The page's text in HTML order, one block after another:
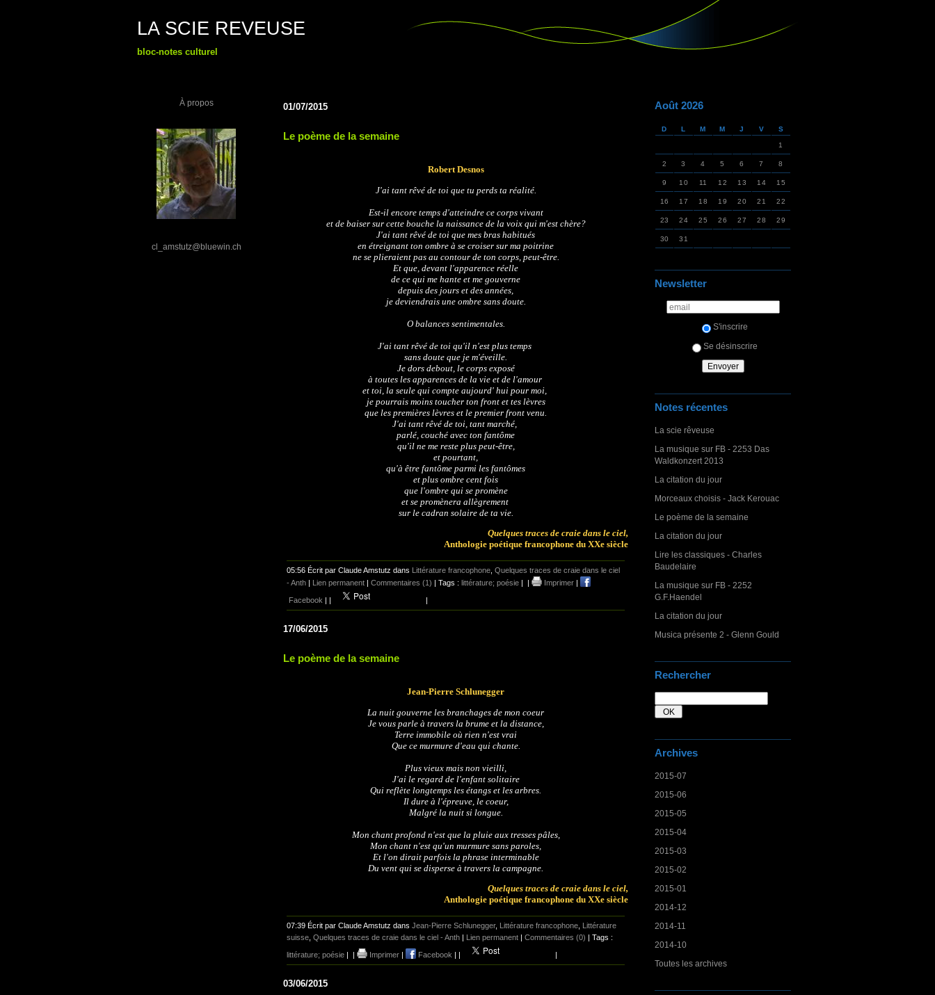
LA SCIE REVEUSE
bloc-notes culturel
À propos
cl_amstutz@bluewin.ch
Août 2026
D L M M J V S
1
2 3 4 5 6 7 8
9 10 11 12 13 14 15
16 17 18 19 20 21 22
23 24 25 26 27 28 29
30 31
Newsletter
S'inscrire
Se désinscrire
Notes récentes
La scie rêveuse
La musique sur FB - 2253 Das
Waldkonzert 2013
La citation du jour
Morceaux choisis - Jack Kerouac
Le poème de la semaine
La citation du jour
Lire les classiques - Charles
Baudelaire
La musique sur FB - 2252
G.F.Haendel
La citation du jour
Musica présente 2 - Glenn Gould
Rechercher
Archives
2015-07
2015-06
2015-05
2015-04
2015-03
2015-02
2015-01
2014-12
2014-11
2014-10
Toutes les archives
01/07/2015
Le poème de la semaine
Robert Desnos
J'ai tant rêvé de toi que tu perds ta réalité.
Est-il encore temps d'atteindre ce corps vivant
et de baiser sur cette bouche la naissance de la voix qui m'est chère?
J'ai tant rêvé de toi que mes bras habitués
en étreignant ton ombre à se croiser sur ma poitrine
ne se plieraient pas au contour de ton corps, peut-être.
Et que, devant l'apparence réelle
de ce qui me hante et me gouverne
depuis des jours et des années,
je deviendrais une ombre sans doute.
O balances sentimentales.
J'ai tant rêvé de toi qu'il n'est plus temps
sans doute que je m'éveille.
Je dors debout, le corps exposé
à toutes les apparences de la vie et de l'amour
et toi, la seule qui compte aujourd' hui pour moi,
je pourrais moins toucher ton front et tes lèvres
que les premières lèvres et le premier front venu.
J'ai tant rêvé de toi, tant marché,
parlé, couché avec ton fantôme
qu'il ne me reste plus peut-être,
et pourtant,
qu'à être fantôme parmi les fantômes
et plus ombre cent fois
que l'ombre qui se promène
et se promènera allègrement
sur le cadran solaire de ta vie.
Quelques traces de craie dans le ciel,
Anthologie poétique francophone du XXe siècle
05:56 Écrit par Claude Amstutz dans Littérature francophone Quelques traces de craie dans le ciel
- Anth | Lien permanent | Commentaires (1) | Tags : littérature; poésie | | Imprimer |
Facebook | | |
17/06/2015
Le poème de la semaine
Jean-Pierre Schlunegger
La nuit gouverne les branchages de mon coeur
Je vous parle à travers la brume et la distance,
Terre immobile où rien n'est vrai
Que ce murmure d'eau qui chante.
Plus vieux mais non vieilli,
J'ai le regard de l'enfant solitaire
Qui reflète longtemps les étangs et les arbres.
Il dure à l'épreuve, le coeur,
Malgré la nuit si longue.
Mon chant profond n'est que la pluie aux tresses pâles,
Mon chant n'est qu'un murmure sans paroles,
Et l'on dirait parfois la phrase interminable
Du vent qui se disperse à travers la campagne.
Quelques traces de craie dans le ciel,
Anthologie poétique francophone du XXe siècle
07:39 Écrit par Claude Amstutz dans Jean-Pierre Schlunegger, Littérature francophone Littérature
suisse Quelques traces de craie dans le ciel - Anth | Lien permanent | Commentaires (0) | Tags :
littérature; poésie | | Imprimer | Facebook | | |
03/06/2015